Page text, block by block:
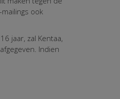
mailings ook
jaar, zal Kentaa,
Indien